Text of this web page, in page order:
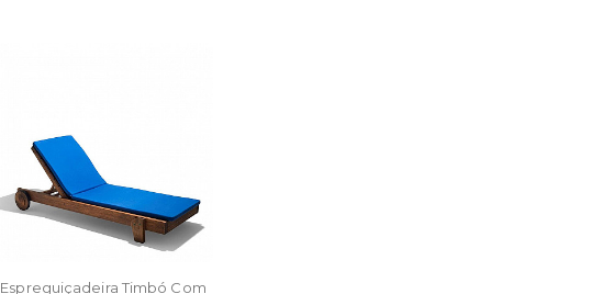
Espreguiçadeira Timbó Com